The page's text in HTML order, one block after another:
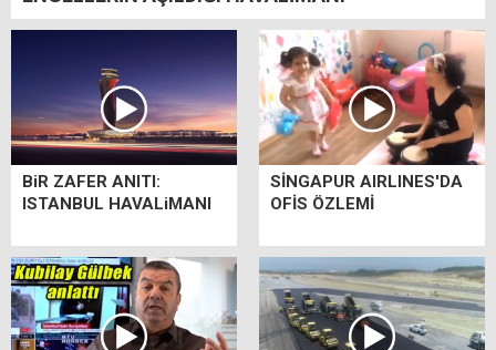
BiR ZAFER ANITI:
ISTANBUL HAVALiMANI
SİNGAPUR AIRLINES'DA
OFİS ÖZLEMİ